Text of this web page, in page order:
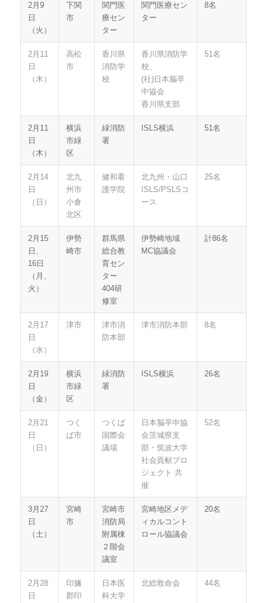
2月9
日
（火）
下関
市
関門医
療セン
ター
関門医療セン
ター
8名
2月11
日
（木）
高松
市
香川県
消防学
校
香川県消防学
校、
(社)日本脳卒
中協会
香川県支部
51名
2月11
日
（木）
横浜
市緑
区
緑消防
署
ISLS横浜 51名
2月14
日
（日）
北九
州市
小倉
北区
健和看
護学院
北九州・山口
ISLS/PSLSコ
ース
25名
2月15
日、
16日
（月、
火）
伊勢
崎市
群馬県
総合教
育セン
ター
404研
修室
伊勢崎地域
MC協議会
計86名
2月17
日
（水）
津市
津市消
防本部
津市消防本部 8名
2月19
日
（金）
横浜
市緑
区
緑消防
署
ISLS横浜 26名
2月21
日
（日）
つく
ば市
つくば
国際会
議場
日本脳卒中協
会茨城県支
部・筑波大学
社会貢献プロ
ジェクト 共
催
52名
3月27
日
（土）
宮崎
市
宮崎市
消防局
附属棟
２階会
議室
宮崎地区メデ
ィカルコント
ロール協議会
20名
2月28
日
印旛
郡印
日本医
科大学
北総救命会 44名